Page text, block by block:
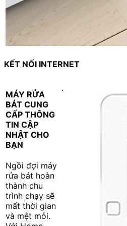
KẾT NỐI INTERNET
MÁY RỬA
BÁT CUNG
CẤP THÔNG
TIN CẬP
NHẬT CHO
BẠN
Ngồi đợi máy
rửa bát hoàn
thành chu
trình chạy sẽ
mất thời gian
và mệt mỏi.
.